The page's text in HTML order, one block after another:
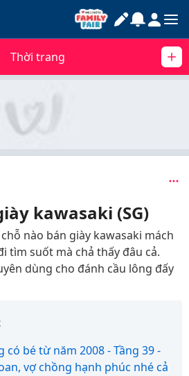
Thời trang
kawasaki (SG)
nào bán giày kawasaki mách
tìm suốt mà chả thấy đâu cả.
dùng cho đánh cầu lông đấy
có bé từ năm 2008 - Tầng 39 -
vợ chồng hạnh phúc nhé cả